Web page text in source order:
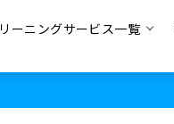
ーニングサービス一覧